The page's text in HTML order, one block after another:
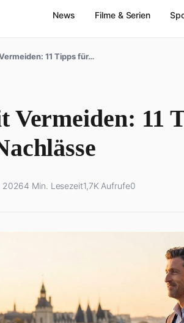
News Filme & Serien
11 Tipps für…
Vermeiden: 11
20264 Min. Lesezeit1,7K Aufrufe0